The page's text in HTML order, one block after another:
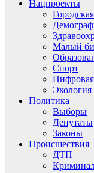
Нацпроекты
Малый
Спорт
Экология
Политика
Выборы
Депутаты
Законы
Происшествия
ДТП